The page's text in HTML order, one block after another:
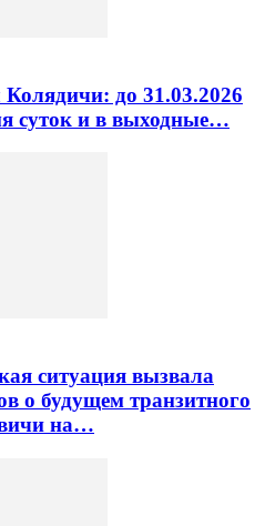
до 31.03.2026
суток и в выходные…
ситуация вызвала
о будущем транзитного
на…